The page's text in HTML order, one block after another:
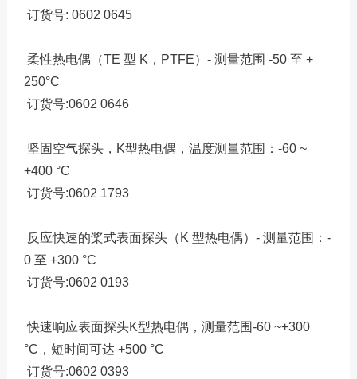
订货号: 0602 0645
柔性热电偶（TE 型 K，PTFE）- 测量范围 -50 至 +
250°C
订货号:0602 0646
坚固空气探头，K型热电偶，温度测量范围：-60 ~
+400 °C
订货号:0602 1793
反应快速的桨式表面探头（K 型热电偶）- 测量范围：-
0 至 +300 °C
订货号:0602 0193
快速响应表面探头K型热电偶，测量范围-60 ~+300
°C，短时间可达 +500 °C
订货号:0602 0393